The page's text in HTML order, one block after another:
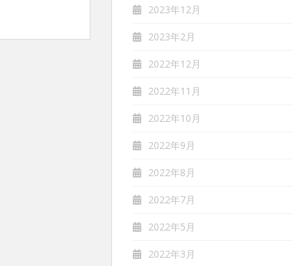
2023年12月
2023年2月
2022年12月
2022年11月
2022年10月
2022年9月
2022年8月
2022年7月
2022年5月
2022年3月